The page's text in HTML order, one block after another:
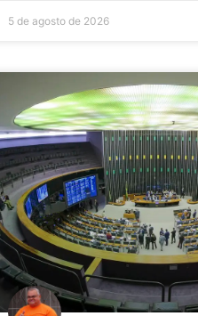
5 de agosto de 2026